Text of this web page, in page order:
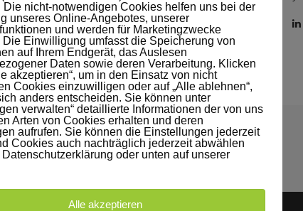
Die nicht-notwendigen Cookies helfen uns bei der
unseres Online-Angebotes, unserer
und werden für Marketingzwecke
Die Einwilligung umfasst die Speicherung von
auf Ihrem Endgerät, das Auslesen
Daten sowie deren Verarbeitung. Klicken
akzeptieren“, um in den Einsatz von nicht
Cookies einzuwilligen oder auf „Alle ablehnen“,
anders entscheiden. Sie können unter
verwalten“ detaillierte Informationen der von uns
Arten von Cookies erhalten und deren
aufrufen. Sie können die Einstellungen jederzeit
Cookies auch nachträglich jederzeit abwählen
Datenschutzerklärung oder unten auf unserer
Alle akzeptieren